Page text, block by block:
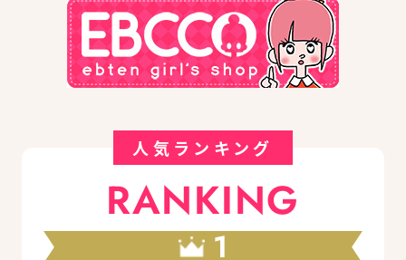
人気ランキング
RANKING
1